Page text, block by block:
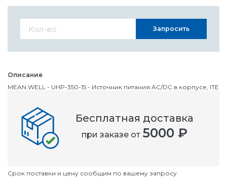
Описание
MEAN WELL - UHP-350-15 - Источник питания AC/DC в корпусе, ITE
Номенклатурный номер
OC3002716
Cрок поставки и цену сообщим по вашему запросу
Запросить
Бесплатная доставка
при заказе от 5000 ₽